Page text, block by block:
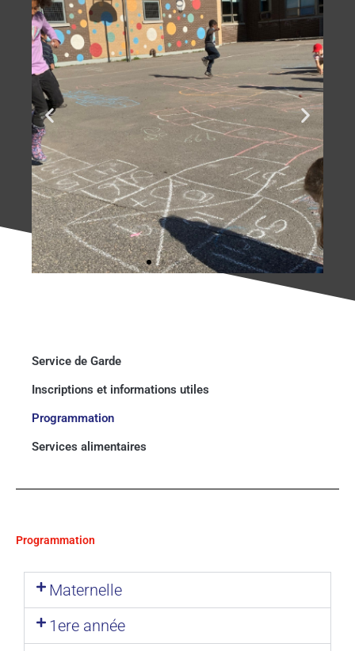
Service de Garde
Inscriptions et informations utiles
Programmation
Services alimentaires
Programmation
Maternelle
1ere année